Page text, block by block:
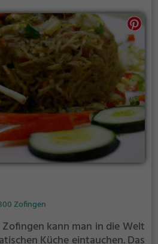
Zofingen
kann man in die Welt
Küche eintauchen. Das